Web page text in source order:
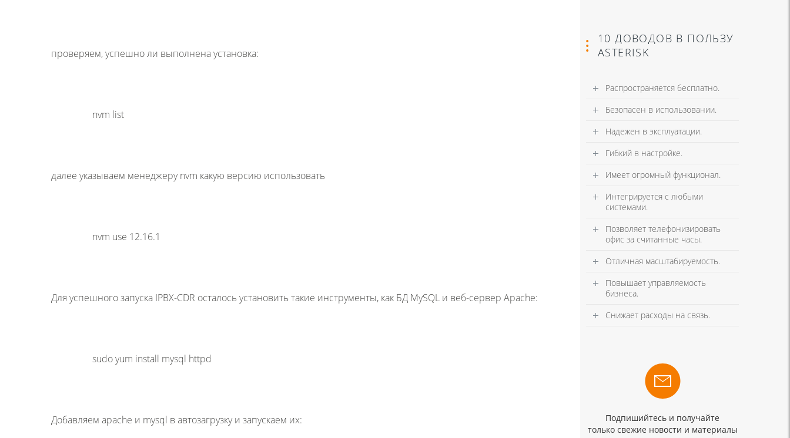
проверяем, успешно ли выполнена установка:
nvm list
далее указываем менеджеру nvm какую версию использовать
nvm use 12.16.1
Для успешного запуска IPBX-CDR осталось установить такие инструменты, как БД MySQL и веб-сервер Apache:
sudo yum install mysql httpd
Добавляем apache и mysql в автозагрузку и запускаем их:
10 ДОВОДОВ В ПОЛЬЗУ
ASTERISK
Распространяется бесплатно.
Безопасен в использовании.
Надежен в эксплуатации.
Гибкий в настройке.
Имеет огромный функционал.
Интегрируется с любыми
системами.
Позволяет телефонизировать
офис за считанные часы.
Отличная масштабируемость.
Повышает управляемость
бизнеса.
Снижает расходы на связь.
Подпишийтесь и получайте
только свежие новости и материалы